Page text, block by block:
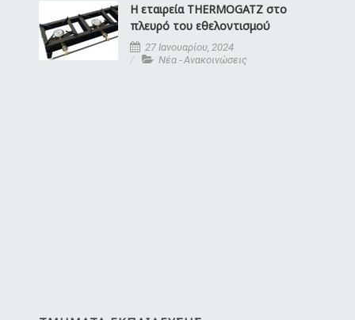
Η εταιρεία THERMOGATZ στο
πλευρό του εθελοντισμού
27 Ιανουαρίου, 2024
Νέα - Ανακοινώσεις